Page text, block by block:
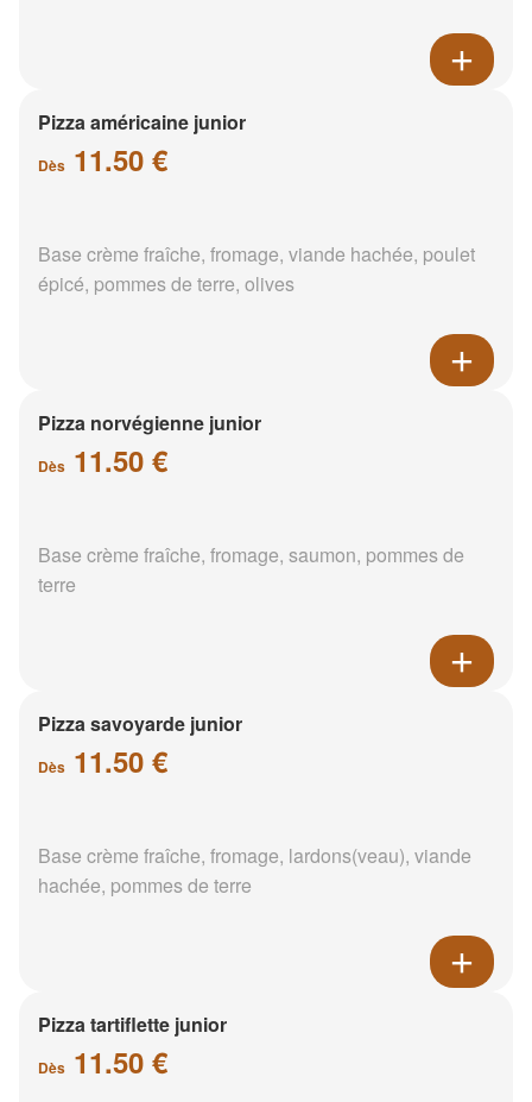
Pizza américaine junior
Dès 11.50 €
Base crème fraîche, fromage, viande hachée, poulet
épicé, pommes de terre, olives
Pizza norvégienne junior
Dès 11.50 €
Base crème fraîche, fromage, saumon, pommes de
terre
Pizza savoyarde junior
Dès 11.50 €
Base crème fraîche, fromage, lardons(veau), viande
hachée, pommes de terre
Pizza tartiflette junior
Dès 11.50 €